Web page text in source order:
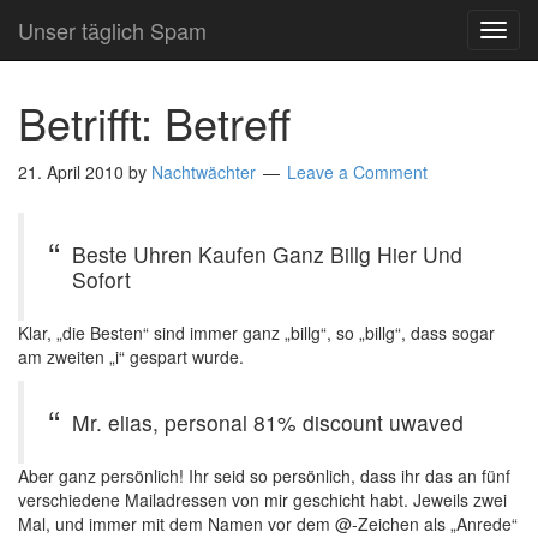
Unser täglich Spam
Betrifft: Betreff
21. April 2010 by Nachtwächter Leave a Comment
Beste Uhren Kaufen Ganz Billg Hier Und
Sofort
Klar, „die Besten“ sind immer ganz „billg“, so „billg“, dass sogar
am zweiten „i“ gespart wurde.
Mr. elias, personal 81% discount uwaved
Aber ganz persönlich! Ihr seid so persönlich, dass ihr das an fünf
verschiedene Mailadressen von mir geschicht habt. Jeweils zwei
Mal, und immer mit dem Namen vor dem @-Zeichen als „Anrede“